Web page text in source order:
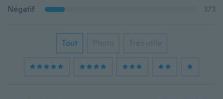
Négatif
373
Tout Photo Très utile